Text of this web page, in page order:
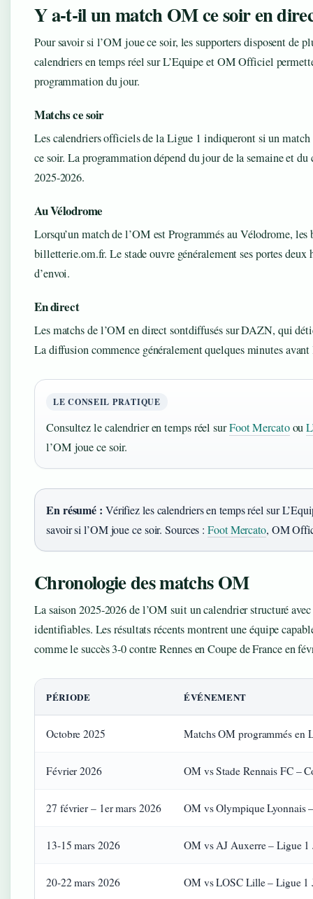
Y a-t-il un match OM ce soir en
Pour savoir si l’OM joue ce soir, les supporters disposent de
calendriers en temps réel sur L’Equipe et OM Officiel
programmation du jour.
Matchs ce soir
Les calendriers officiels de la Ligue 1 indiqueront si un match
ce soir. La programmation dépend du jour de la semaine et du
2025-2026.
Au Vélodrome
Lorsqu’un match de l’OM est Programmés au Vélodrome,
billetterie.om.fr. Le stade ouvre généralement ses portes deux
d’envoi.
En direct
Les matchs de l’OM en direct sontdiffusés sur DAZN, qui
La diffusion commence généralement quelques minutes avant
LE CONSEIL PRATIQUE
Consultez le calendrier en temps réel surFoot Mercatoou
l’OM joue ce soir.
En résumé : Vérifiez les calendriers en temps réel sur
savoir si l’OM joue ce soir. Sources :Foot Mercato, OM
Chronologie des matchs OM
La saison 2025-2026 de l’OM suit un calendrier structuré avec
identifiables. Les résultats récents montrent une équipe
comme le succès 3-0 contre Rennes en Coupe de France en
PÉRIODE ÉVÉNEMENT
Octobre 2025 Matchs OM programmés en
Février 2026 OM vs Stade Rennais FC –
27 février – 1er mars 2026 OM vs Olympique Lyonnais
13-15 mars 2026 OM vs AJ Auxerre – Ligue 1
20-22 mars 2026 OM vs LOSC Lille – Ligue 1